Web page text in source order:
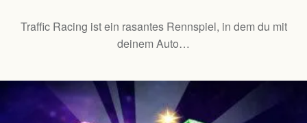
Traffic Racing ist ein rasantes Rennspiel, in dem du mit
deinem Auto…